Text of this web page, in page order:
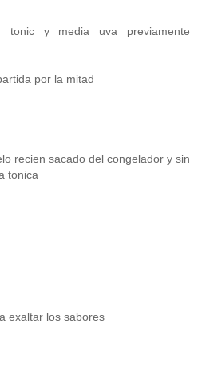
y media uva previamente
por la mitad
recien sacado del congelador y sin
tonica
exaltar los sabores